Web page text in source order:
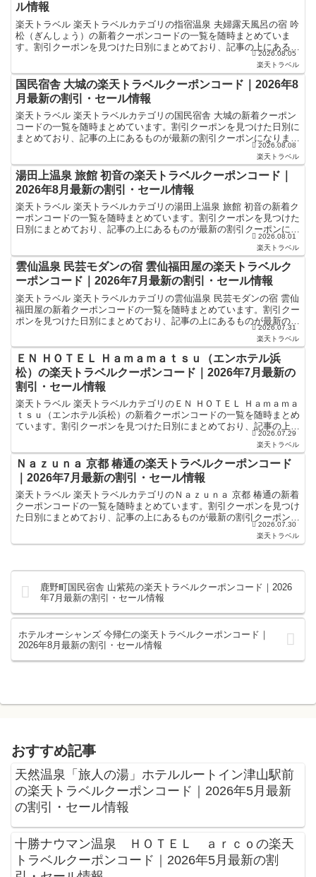
ル情報
楽天トラベル 楽天トラベルカテゴリの指宿温泉 夫婦露天風呂の宿 吟
松（ぎんしょう）の新着クーポンコードの一覧を随時まとめていま
す。割引クーポンを見つけた日別にまとめており、記事の上にあるも
のが最新の割引クーポンになります。ホテル・旅館宿泊の...2026.08.05
楽天トラベル
国民宿舎 大城の楽天トラベルクーポンコード｜2026年8
月最新の割引・セール情報
楽天トラベル 楽天トラベルカテゴリの国民宿舎 大城の新着クーポン
コードの一覧を随時まとめています。割引クーポンを見つけた日別に
まとめており、記事の上にあるものが最新の割引クーポンになりま
す。ホテル・旅館宿泊の予約などで使えるクーポンやセール...2026.08.08
楽天トラベル
湯田上温泉 旅館 初音の楽天トラベルクーポンコード｜
2026年8月最新の割引・セール情報
楽天トラベル 楽天トラベルカテゴリの湯田上温泉 旅館 初音の新着ク
ーポンコードの一覧を随時まとめています。割引クーポンを見つけた
日別にまとめており、記事の上にあるものが最新の割引クーポンにな
ります。ホテル・旅館宿泊の予約などで使えるクーポン...
2026.08.01
楽天トラベル
雲仙温泉 民芸モダンの宿 雲仙福田屋の楽天トラベルク
ーポンコード｜2026年7月最新の割引・セール情報
楽天トラベル 楽天トラベルカテゴリの雲仙温泉 民芸モダンの宿 雲仙
福田屋の新着クーポンコードの一覧を随時まとめています。割引クー
ポンを見つけた日別にまとめており、記事の上にあるものが最新の割
引クーポンになります。ホテル・旅館宿泊の予約などで... 2026.07.31
楽天トラベル
ＥＮ ＨＯＴＥＬ Ｈａｍａｍａｔｓｕ（エンホテル浜
松）の楽天トラベルクーポンコード｜2026年7月最新の
割引・セール情報
楽天トラベル 楽天トラベルカテゴリのＥＮ ＨＯＴＥＬ Ｈａｍａｍａ
ｔｓｕ（エンホテル浜松）の新着クーポンコードの一覧を随時まとめ
ています。割引クーポンを見つけた日別にまとめており、記事の上に
あるものが最新の割引クーポンになります。ホテル・旅...
2026.07.29
楽天トラベル
Ｎａｚｕｎａ 京都 椿通の楽天トラベルクーポンコード
｜2026年7月最新の割引・セール情報
楽天トラベル 楽天トラベルカテゴリのＮａｚｕｎａ 京都 椿通の新着
クーポンコードの一覧を随時まとめています。割引クーポンを見つけ
た日別にまとめており、記事の上にあるものが最新の割引クーポンに
なります。ホテル・旅館宿泊の予約などで使えるクーポ...
2026.07.30
楽天トラベル
鹿野町国民宿舎 山紫苑の楽天トラベルクーポンコード｜2026
年7月最新の割引・セール情報
ホテルオーシャンズ 今帰仁の楽天トラベルクーポンコード｜
2026年8月最新の割引・セール情報
おすすめ記事
天然温泉「旅人の湯」ホテルルートイン津山駅前
の楽天トラベルクーポンコード｜2026年5月最新
の割引・セール情報
十勝ナウマン温泉 ＨＯＴＥＬ ａｒｃｏの楽天
トラベルクーポンコード｜2026年5月最新の割